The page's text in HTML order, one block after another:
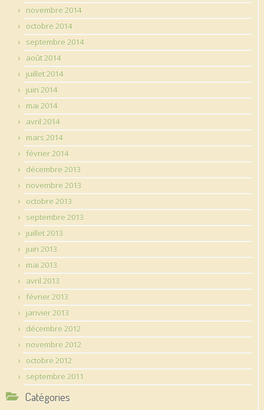
novembre 2014
octobre 2014
septembre 2014
août 2014
juillet 2014
juin 2014
mai 2014
avril 2014
mars 2014
février 2014
décembre 2013
novembre 2013
octobre 2013
septembre 2013
juillet 2013
juin 2013
mai 2013
avril 2013
février 2013
janvier 2013
décembre 2012
novembre 2012
octobre 2012
septembre 2011
Catégories